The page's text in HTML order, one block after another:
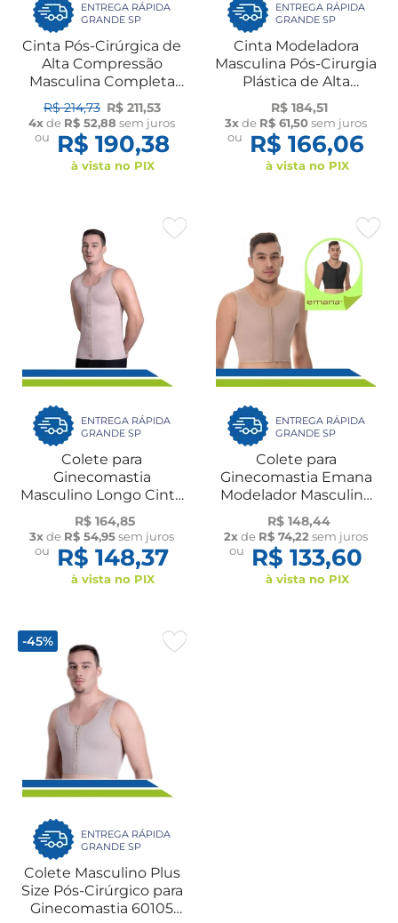
ENTREGA RÁPIDA
GRANDE SP
Cinta Pós-Cirúrgica de
Alta Compressão
Masculina Completa
com Colchetes e
Pernas 60409 New
Form
R$ 214,73 R$ 211,53
4xde R$ 52,88 sem juros
ou
R$ 190,38
à vista no PIX
ENTREGA RÁPIDA
GRANDE SP
Cinta Modeladora
Masculina Pós-Cirurgia
Plástica de Alta
Compressão 60606
New Form
R$ 184,51
3xde R$ 61,50sem juros
ou
R$ 166,06
à vista no PIX
ENTREGA RÁPIDA
GRANDE SP
Colete para
Ginecomastia
Masculino Longo Cinta
Pós-Cirurgia Plástica de
Alta Compressão New
Form
R$ 164,85
3xde R$ 54,95sem juros
ou
R$ 148,37
à vista no PIX
ENTREGA RÁPIDA
GRANDE SP
Colete para
Ginecomastia Emana
Modelador Masculino
Pós-Cirúrgico
Compressão New Form
R$ 148,44
2xde R$ 74,22sem juros
ou
R$ 133,60
à vista no PIX
-45%
ENTREGA RÁPIDA
GRANDE SP
Colete Masculino Plus
Size Pós-Cirúrgico para
Ginecomastia 60105